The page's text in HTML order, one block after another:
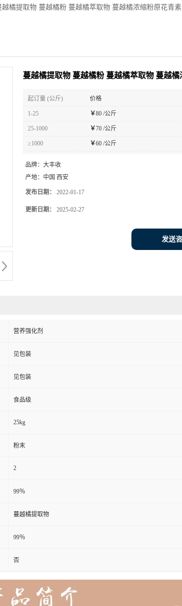
越橘提取物 蔓越橘粉 蔓越橘萃取物 蔓越橘浓缩粉原花青素
蔓越橘提取物 蔓越橘粉 蔓越橘萃取物 蔓越
起订量 (公斤) 价格
1-25 ￥80 /公斤
25-1000 ￥70 /公斤
≥1000 ￥60 /公斤
品牌： 大丰收
产地： 中国 西安
发布日期： 2022-01-17
更新日期： 2025-02-27
发送
营养强化剂
见包装
见包装
食品级
25kg
粉末
2
99％
蔓越橘提取物
99％
否